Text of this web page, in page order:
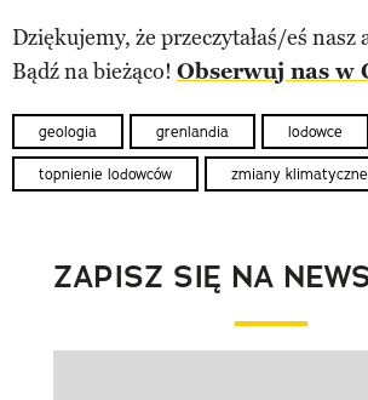
Dziękujemy, że przeczytałaś/eś nasz
Bądź na bieżąco! Obserwuj nas w
geologia grenlandia lodowce
topnienie lodowców zmiany klimatyczne
ZAPISZ SIĘ NA